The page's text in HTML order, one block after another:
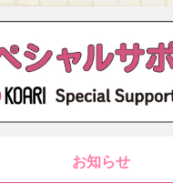
お知らせ